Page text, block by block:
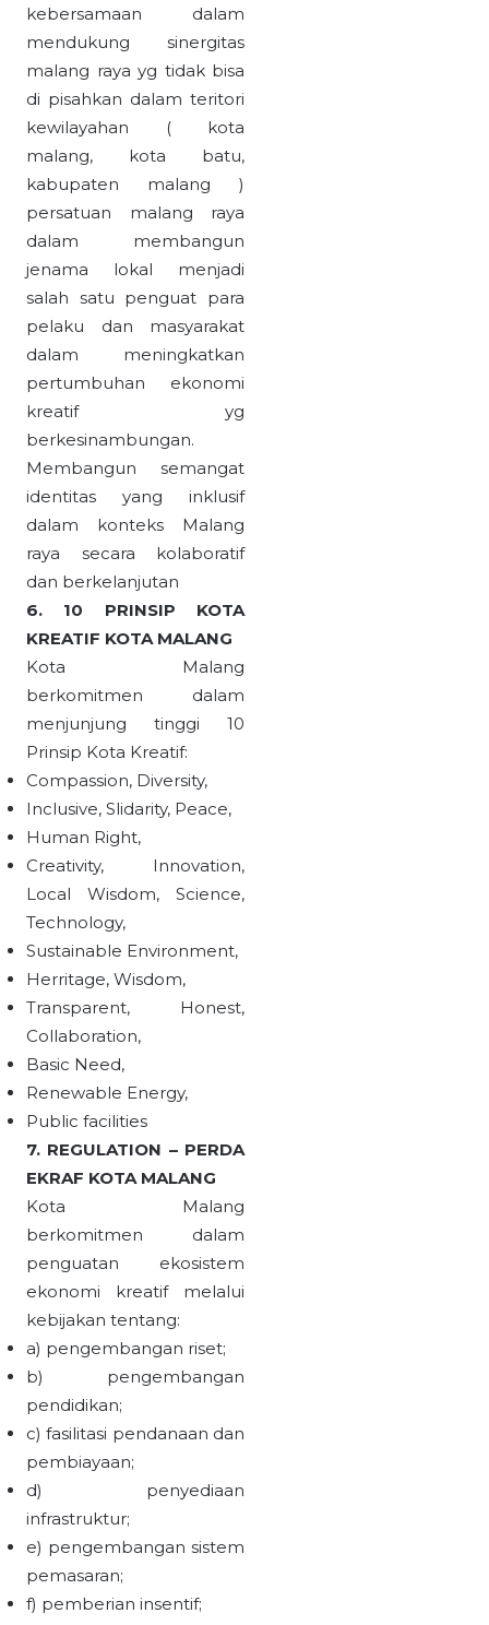
kebersamaan dalam
mendukung sinergitas
malang raya yg tidak bisa
di pisahkan dalam teritori
kewilayahan ( kota
malang, kota batu,
kabupaten malang )
persatuan malang raya
dalam membangun
jenama lokal menjadi
salah satu penguat para
pelaku dan masyarakat
dalam meningkatkan
pertumbuhan ekonomi
kreatif yg
berkesinambungan.
Membangun semangat
identitas yang inklusif
dalam konteks Malang
raya secara kolaboratif
dan berkelanjutan
6. 10 PRINSIP KOTA
KREATIF KOTA MALANG
Kota Malang
berkomitmen dalam
menjunjung tinggi 10
Prinsip Kota Kreatif:
Compassion, Diversity,
Inclusive, Slidarity, Peace,
Human Right,
Creativity, Innovation,
Local Wisdom, Science,
Technology,
Sustainable Environment,
Herritage, Wisdom,
Transparent, Honest,
Collaboration,
Basic Need,
Renewable Energy,
Public facilities
7. REGULATION – PERDA
EKRAF KOTA MALANG
Kota Malang
berkomitmen dalam
penguatan ekosistem
ekonomi kreatif melalui
kebijakan tentang:
a) pengembangan riset;
b) pengembangan
pendidikan;
c) fasilitasi pendanaan dan
pembiayaan;
d) penyediaan
infrastruktur;
e) pengembangan sistem
pemasaran;
f) pemberian insentif;